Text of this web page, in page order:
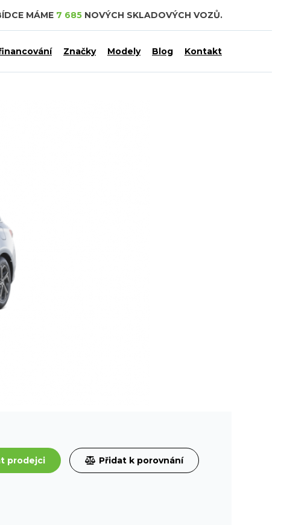
MÁME 7 685 NOVÝCH SKLADOVÝCH VOZŮ.
Značky Modely Blog Kontakt
prodejci Přidat k porovnání